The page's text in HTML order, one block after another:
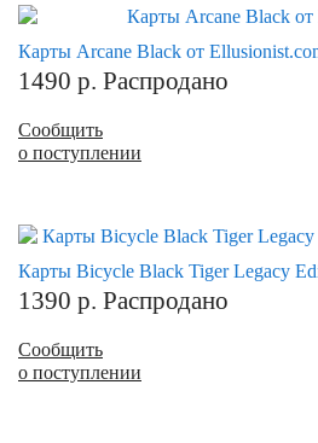
Карты Arcane Black от
1490 р. Распродано
Сообщить
о поступлении
Карты Bicycle Black Tiger Legacy
1390 р. Распродано
Сообщить
о поступлении